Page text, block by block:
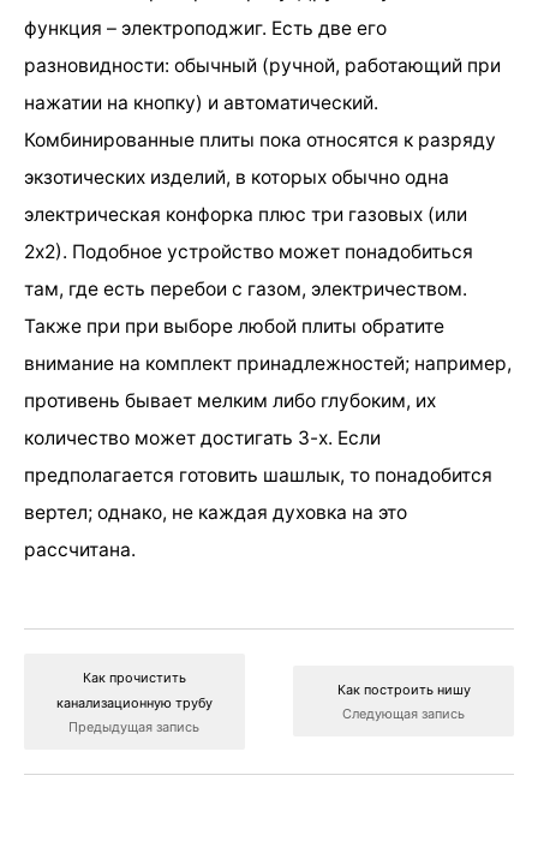
функция – электроподжиг. Есть две его
разновидности: обычный (ручной, работающий при
нажатии на кнопку) и автоматический.
Комбинированные плиты пока относятся к разряду
экзотических изделий, в которых обычно одна
электрическая конфорка плюс три газовых (или
2х2). Подобное устройство может понадобиться
там, где есть перебои с газом, электричеством.
Также при при выборе любой плиты обратите
внимание на комплект принадлежностей; например,
противень бывает мелким либо глубоким, их
количество может достигать 3-х. Если
предполагается готовить шашлык, то понадобится
вертел; однако, не каждая духовка на это
рассчитана.
Как прочистить
канализационную трубу
Предыдущая запись
Как построить нишу
Следующая запись